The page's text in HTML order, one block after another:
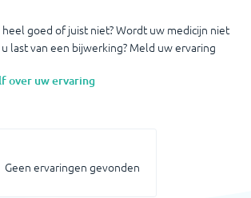
goed of juist niet? Wordt uw medicijn niet
last van een bijwerking? Meld uw ervaring
over uw ervaring
Geen ervaringen gevonden